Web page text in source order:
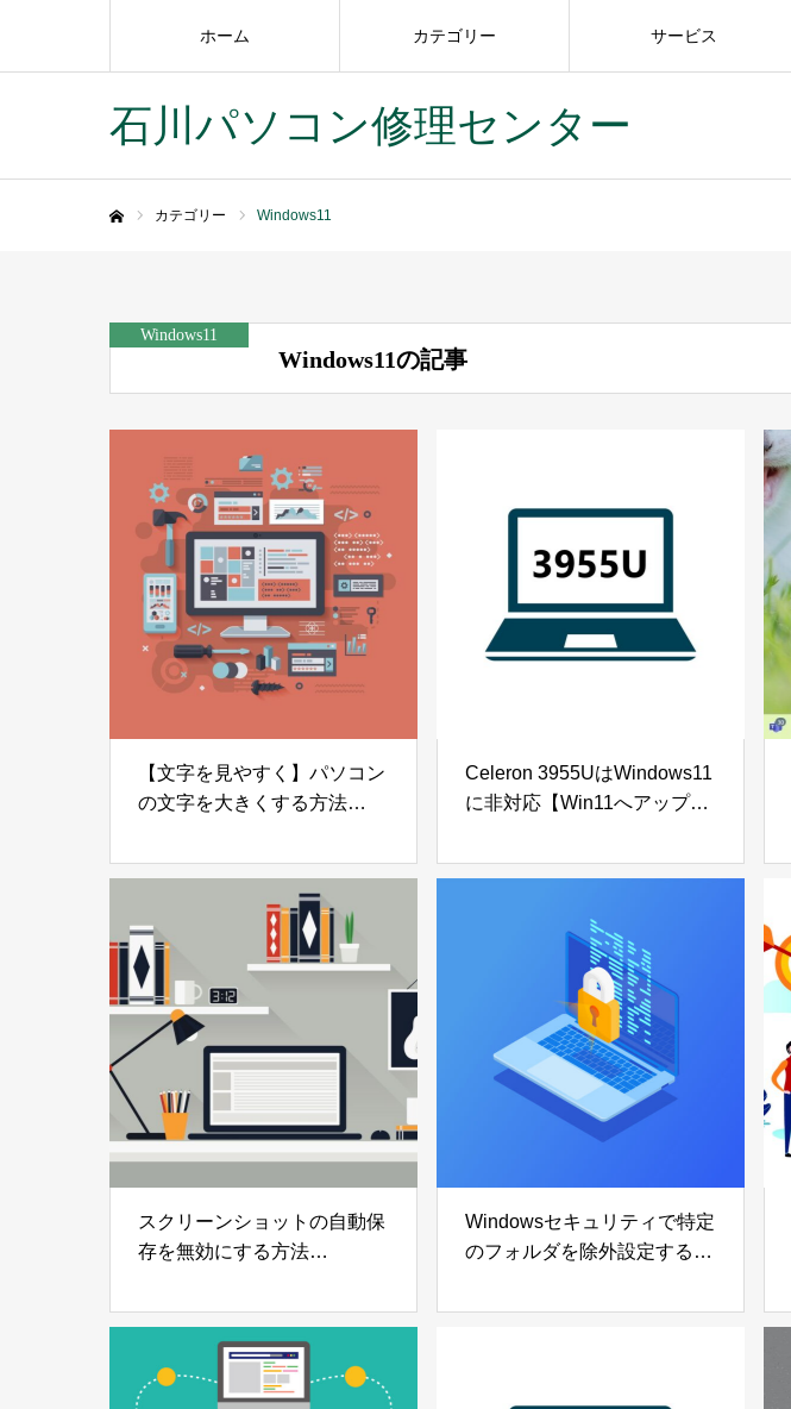
石川パソコン修理センター
ホーム カテゴリー サービス
カテゴリー Windows11
Windows11
Windows11の記事
【文字を見やすく】パソコン
の文字を大きくする方法
Celeron 3955UはWindows11
に非対応【Win11へアップロ
スクリーンショットの自動保
存を無効にする方法
Windowsセキュリティで特定
のフォルダを除外設定する方